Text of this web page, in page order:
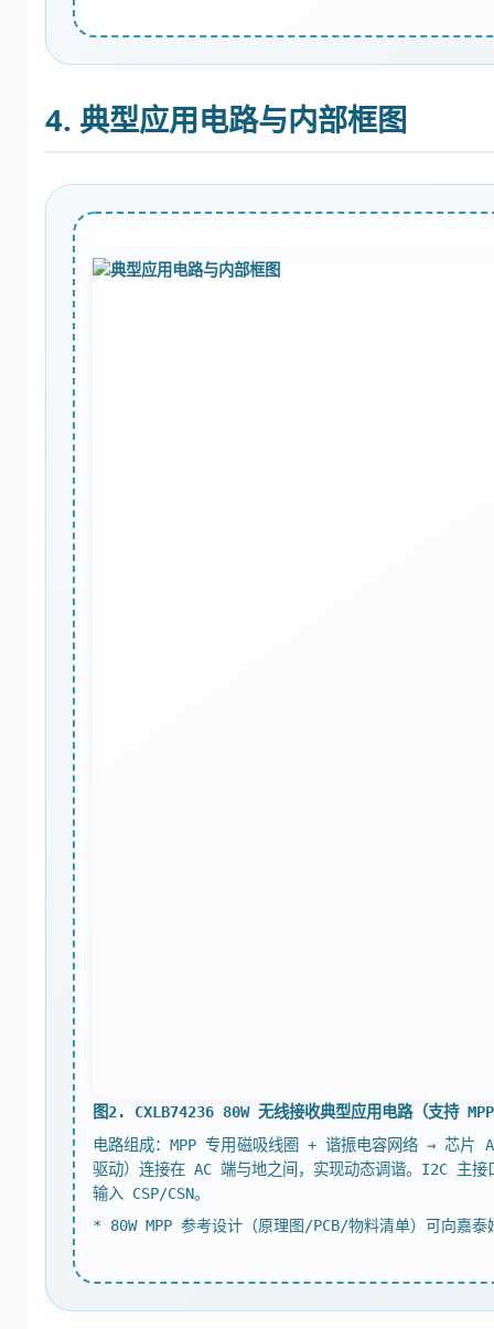
4. 典型应用电路与内部框图
图2. CXLB74236 80W 无线接收典型应用电路（支持
电路组成：MPP 专用磁吸线圈 + 谐振电容网络 → 芯片
驱动）连接在 AC 端与地之间，实现动态调谐。I2C 主
输入 CSP/CSN。
* 80W MPP 参考设计（原理图/PCB/物料清单）可向嘉